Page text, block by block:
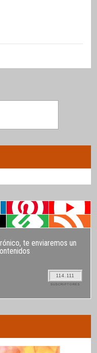
te enviaremos un
114.111
SUSCRIPTORES